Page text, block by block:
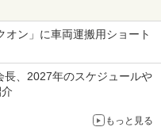
オン」に車両運搬用ショート
、2027年のスケジュールや
もっと見る